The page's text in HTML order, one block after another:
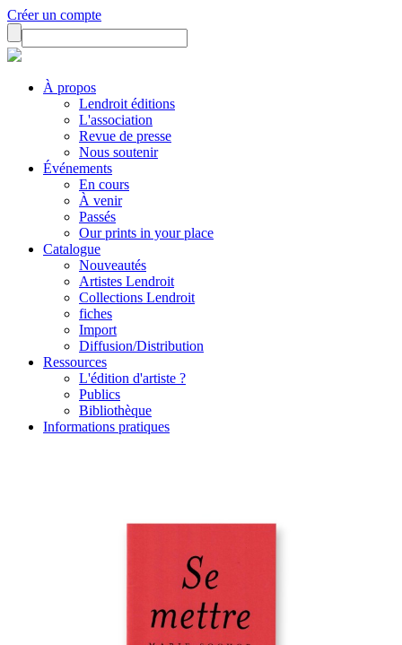
Créer un compte
À propos
Lendroit éditions
L'association
Revue de presse
Nous soutenir
Événements
En cours
À venir
Passés
Our prints in your place
Catalogue
Nouveautés
Artistes Lendroit
Collections Lendroit
fiches
Import
Diffusion/Distribution
Ressources
L'édition d'artiste ?
Publics
Bibliothèque
Informations pratiques